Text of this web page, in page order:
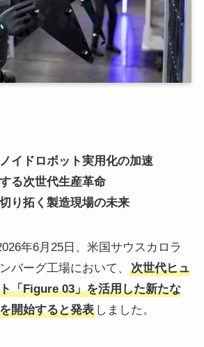
イドロボット実用化の加速
る次世代生産革命
り拓く製造現場の未来
年6月25日、米国サウスカロラ
バーグ工場において、
次世代ヒュ
「Figure 03」を活用した新たな
開始すると発表しました。